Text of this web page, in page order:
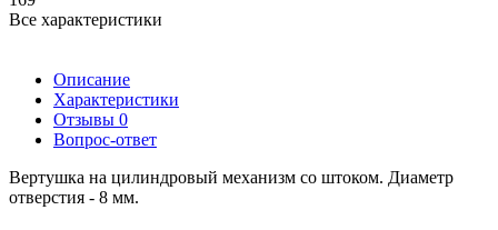
Все характеристики
Описание
Характеристики
Отзывы 0
Вопрос-ответ
Вертушка на цилиндровый механизм со штоком. Диаметр
отверстия - 8 мм.